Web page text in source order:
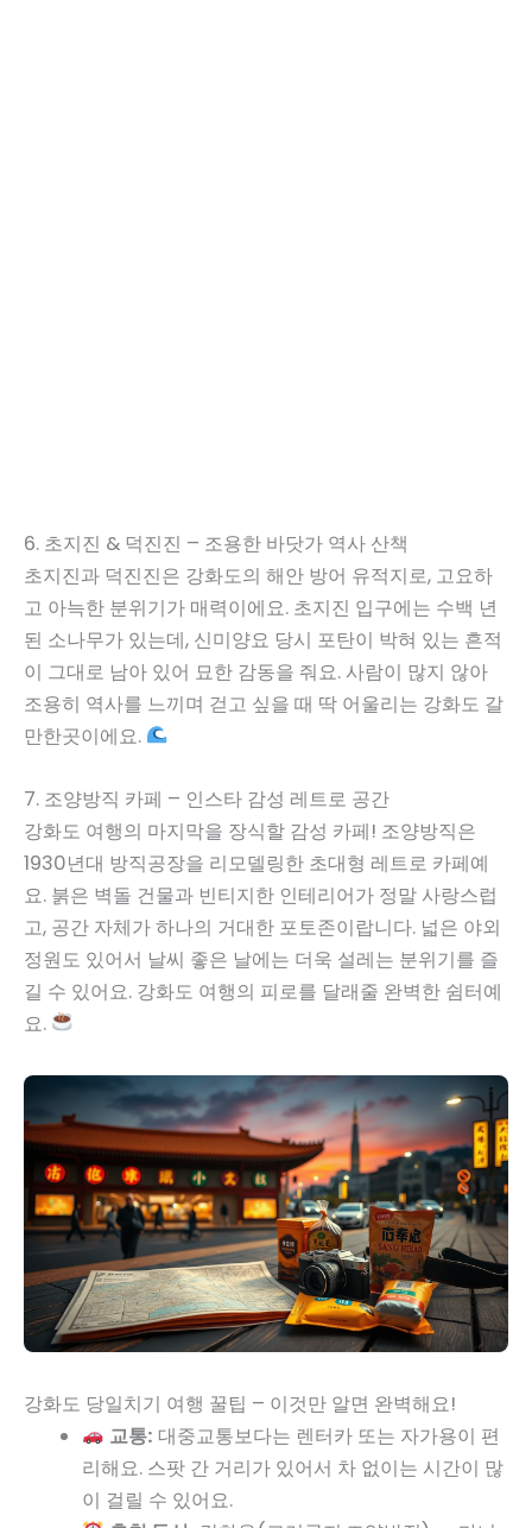
6. 초지진 & 덕진진 – 조용한 바닷가 역사 산책
초지진과 덕진진은 강화도의 해안 방어 유적지로, 고요하
고 아늑한 분위기가 매력이에요. 초지진 입구에는 수백 년
된 소나무가 있는데, 신미양요 당시 포탄이 박혀 있는 흔적
이 그대로 남아 있어 묘한 감동을 줘요. 사람이 많지 않아
조용히 역사를 느끼며 걷고 싶을 때 딱 어울리는 강화도 갈
만한곳이에요.
7. 조양방직 카페 – 인스타 감성 레트로 공간
강화도 여행의 마지막을 장식할 감성 카페! 조양방직은
1930년대 방직공장을 리모델링한 초대형 레트로 카페예
요. 붉은 벽돌 건물과 빈티지한 인테리어가 정말 사랑스럽
고, 공간 자체가 하나의 거대한 포토존이랍니다. 넓은 야외
정원도 있어서 날씨 좋은 날에는 더욱 설레는 분위기를 즐
길 수 있어요. 강화도 여행의 피로를 달래줄 완벽한 쉼터예
요.
강화도 당일치기 여행 꿀팁 – 이것만 알면 완벽해요!
교통: 대중교통보다는 렌터카 또는 자가용이 편
리해요. 스팟 간 거리가 있어서 차 없이는 시간이 많
이 걸릴 수 있어요.